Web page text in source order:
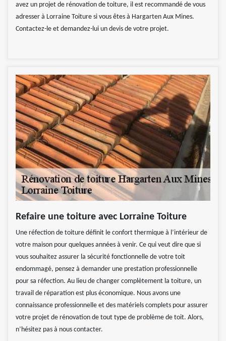
avez un projet de rénovation de toiture, il est recommandé de vous
adresser à Lorraine Toiture si vous êtes à Hargarten Aux Mines.
Contactez-le et demandez-lui un devis de votre projet.
Refaire une toiture avec Lorraine Toiture
Une réfection de toiture définit le confort thermique à l’intérieur de
votre maison pour quelques années à venir. Ce qui veut dire que si
vous souhaitez assurer la sécurité fonctionnelle de votre toit
endommagé, pensez à demander une prestation professionnelle
pour sa réfection. Au lieu de changer complètement la toiture, un
travail de réparation est plus économique. Nous avons une
connaissance professionnelle et des matériels complets pour assurer
votre projet de rénovation de tout type de problème de toit. Alors,
n’hésitez pas à nous contacter.